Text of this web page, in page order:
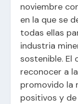
noviembre
en la que se
todas ellas
industria
sostenible. El
reconocer a
promovido la
positivos y